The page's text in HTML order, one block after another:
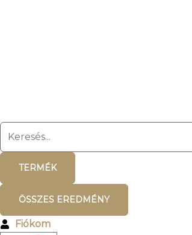
TERMÉK
ÖSSZES EREDMÉNY
Fiókom